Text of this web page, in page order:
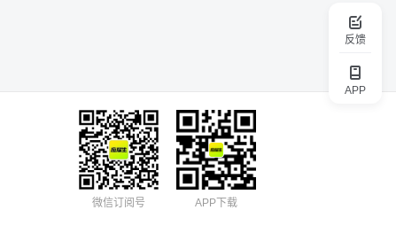
反馈
APP
APP下载
微信订阅号